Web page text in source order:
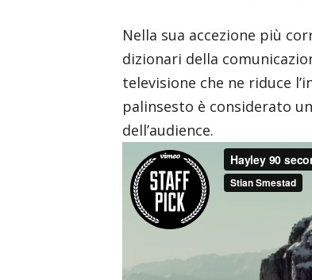
Nella sua accezione più
dizionari della
televisione che ne riduce
palinsesto è considerato
dell’audience.